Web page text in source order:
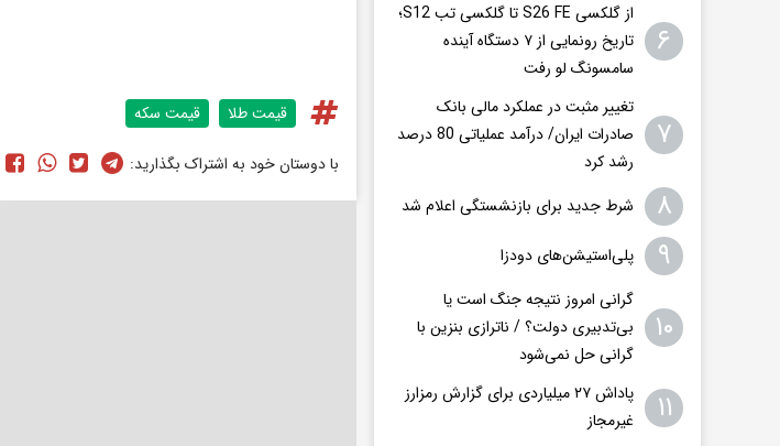
قیمت طلا قیمت سکه
با دوستان خود به اشتراک بگذارید:
۶
از گلکسی S26 FE تا گلکسی تب S12؛
تاریخ رونمایی از ۷ دستگاه آینده
سامسونگ لو رفت
۷
تغییر مثبت در عملکرد مالی بانک
صادرات ایران/ درآمد عملیاتی 80 درصد
رشد کرد
۸ شرط جدید برای بازنشستگی اعلام شد
۹ پلی‌استیشن‌های دودزا
۱۰
گرانی امروز نتیجه جنگ است یا
بی‌تدبیری دولت؟ / ناترازی بنزین با
گرانی حل نمی‌شود
۱۱
پاداش ۲۷ میلیاردی برای گزارش رمزارز
غیرمجاز